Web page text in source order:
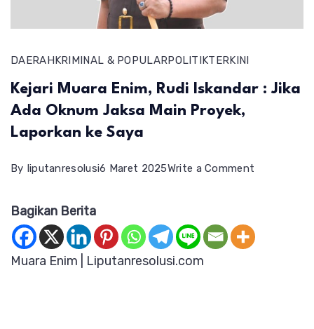
DAERAHKRIMINAL & POPULARPOLITIKTERKINI
Kejari Muara Enim, Rudi Iskandar : Jika
Ada Oknum Jaksa Main Proyek,
Laporkan ke Saya
By liputanresolusi6 Maret 2025Write a Comment
Enim,
Bagikan Berita
Muara Enim | Liputanresolusi.com